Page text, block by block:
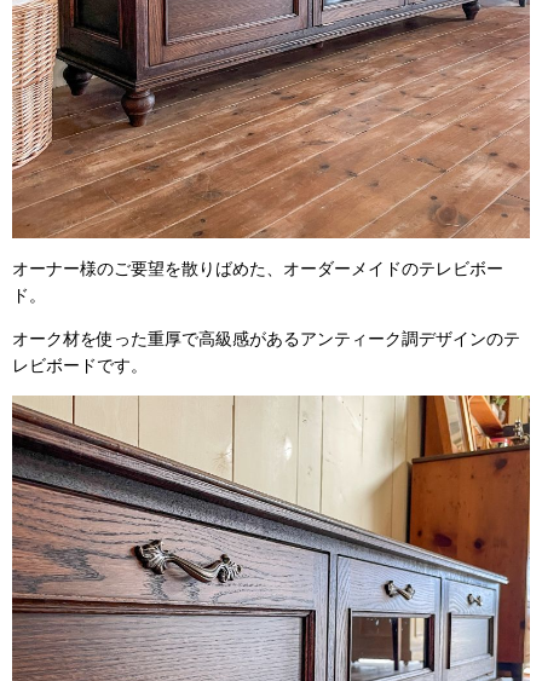
オーナー様のご要望を散りばめた、オーダーメイドのテレビボー
ド。
オーク材を使った重厚で高級感があるアンティーク調デザインのテ
レビボードです。